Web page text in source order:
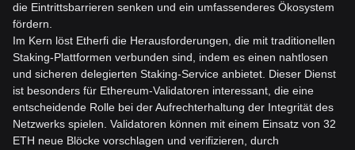
die Eintrittsbarrieren senken und ein umfassenderes Ökosystem
fördern.
Im Kern löst Etherfi die Herausforderungen, die mit traditionellen
Staking-Plattformen verbunden sind, indem es einen nahtlosen
und sicheren delegierten Staking-Service anbietet. Dieser Dienst
ist besonders für Ethereum-Validatoren interessant, die eine
entscheidende Rolle bei der Aufrechterhaltung der Integrität des
Netzwerks spielen. Validatoren können mit einem Einsatz von 32
ETH neue Blöcke vorschlagen und verifizieren, durch